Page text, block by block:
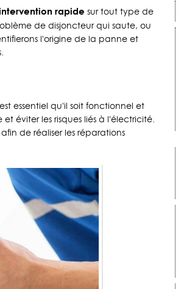
rapide sur tout type de
de disjoncteur qui saute, ou
l'origine de la panne et
essentiel qu'il soit fonctionnel et
éviter les risques liés à l'électricité.
de réaliser les réparations